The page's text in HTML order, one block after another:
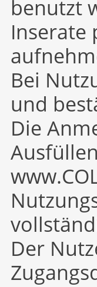
benutzt
Inserate
Bei
und
Die
Der